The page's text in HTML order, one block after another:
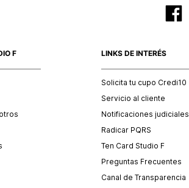
F LINKS DE INTERÉS
Solicita tu cupo Credi10
Servicio al cliente
Notificaciones judiciales
Radicar PQRS
Ten Card Studio F
Preguntas Frecuentes
Canal de Transparencia